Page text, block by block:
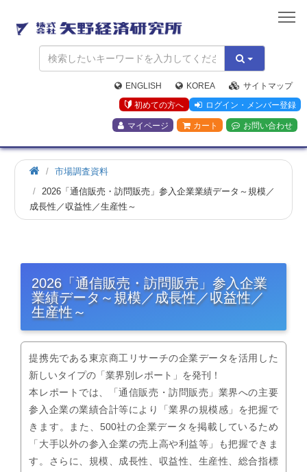
矢
野
経
済
研
究
所
ENGLISH KOREA
サイトマップ
初めての方へ
ログイン・メンバー登録
マイページ カート お問い合わせ
市場調査資料
2026「通信販売・訪問販売」参入企業業績データ～規模／
成長性／収益性／生産性～
2026「通信販売・訪問販売」参入企業
業績データ～規模／成長性／収益性／
生産性～
提携先である東京商工リサーチの企業データを活用した
新しいタイプの「業界別レポート」を発刊！
本レポートでは、「通信販売・訪問販売」業界への主要
参入企業の業績合計等により「業界の規模感」を把握で
きます。また、500社の企業データを掲載しているため
「大手以外の参入企業の売上高や利益等」も把握できま
す。さらに、規模、成長性、収益性、生産性、総合指標